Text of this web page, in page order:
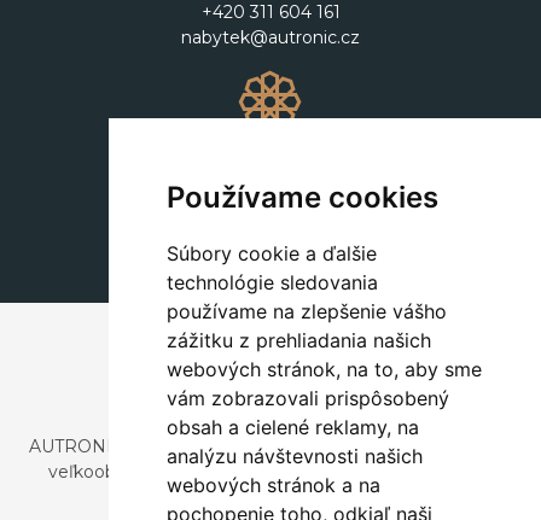
Používame cookies
Súbory cookie a ďalšie
technológie sledovania
používame na zlepšenie vášho
zážitku z prehliadania našich
webových stránok, na to, aby sme
vám zobrazovali prispôsobený
obsah a cielené reklamy, na
analýzu návštevnosti našich
webových stránok a na
pochopenie toho, odkiaľ naši
+420 311 604 161
nabytek@autronic.cz
+420 311 604 182
dekorace@autronic.cz
AUTRONIC, s.r.o. je spoločnosť zaoberajúca sa dovozom a
veľkoobchodným predajom dizajnového aj štýlového
nábytku a dekorácií.